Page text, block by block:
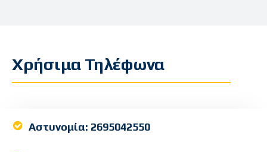
Χρήσιμα Τηλέφωνα
Αστυνομία: 2695042550